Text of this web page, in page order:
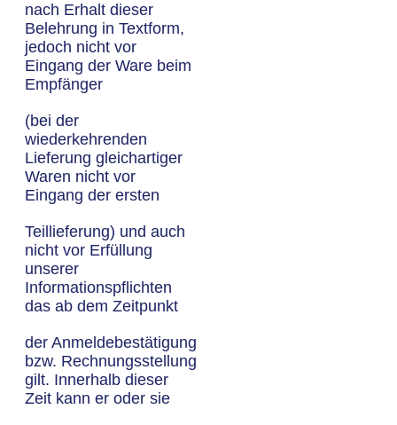
nach Erhalt dieser
Belehrung in Textform,
jedoch nicht vor
Eingang der Ware beim
Empfänger
(bei der
wiederkehrenden
Lieferung gleichartiger
Waren nicht vor
Eingang der ersten
Teillieferung) und auch
nicht vor Erfüllung
unserer
Informationspflichten
das ab dem Zeitpunkt
der Anmeldebestätigung
bzw. Rechnungsstellung
gilt. Innerhalb dieser
Zeit kann er oder sie